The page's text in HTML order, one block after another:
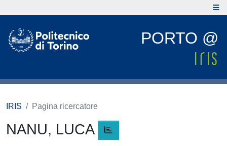
PORTO @
IRIS Pagina ricercatore
NANU, LUCA